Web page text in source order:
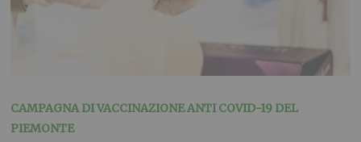
CAMPAGNA DI VACCINAZIONE ANTI COVID-19 DEL
PIEMONTE